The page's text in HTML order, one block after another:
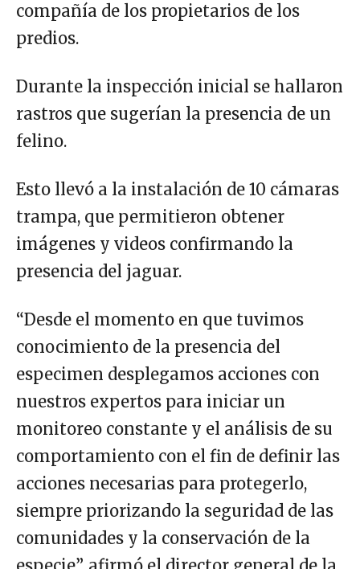
compañía de los propietarios de los
predios.
Durante la inspección inicial se hallaron
rastros que sugerían la presencia de un
felino.
Esto llevó a la instalación de 10 cámaras
trampa, que permitieron obtener
imágenes y videos confirmando la
presencia del jaguar.
“Desde el momento en que tuvimos
conocimiento de la presencia del
especimen desplegamos acciones con
nuestros expertos para iniciar un
monitoreo constante y el análisis de su
comportamiento con el fin de definir las
acciones necesarias para protegerlo,
siempre priorizando la seguridad de las
comunidades y la conservación de la